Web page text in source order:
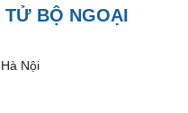
TỬ BỘ NGOẠI
Nội